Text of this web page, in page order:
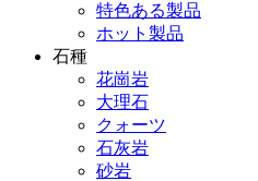
特色ある製品
ホット製品
石種
花崗岩
大理石
クォーツ
石灰岩
砂岩